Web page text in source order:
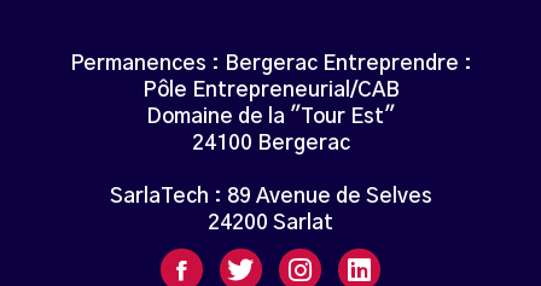
Permanences : Bergerac Entreprendre :
Pôle Entrepreneurial/CAB
Domaine de la "Tour Est"
24100 Bergerac
SarlaTech : 89 Avenue de Selves
24200 Sarlat